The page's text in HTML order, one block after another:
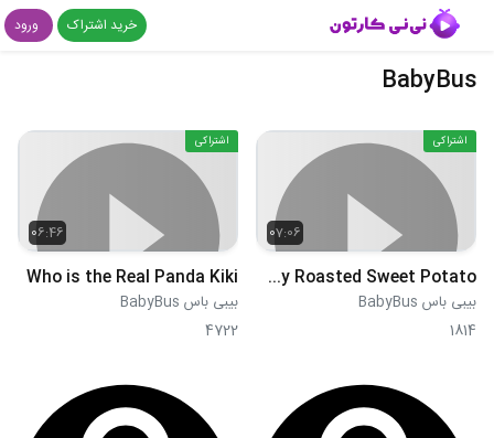
خرید اشتراک ورود
BabyBus
07:06
اشتراکی
Yummy Roasted Sweet Potato
بیبی باس BabyBus
1814
06:46
اشتراکی
Who is the Real Panda Kiki
بیبی باس BabyBus
4722